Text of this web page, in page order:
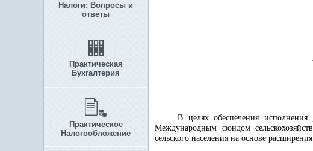
Налоги: Вопросы и
ответы
Практическая
Бухгалтерия
Практическое
Налогообложение
В целях обеспечения исполнения
Международным фондом
сельского населения на основе